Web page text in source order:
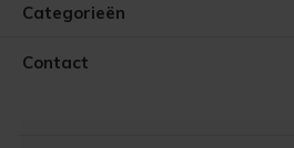
Categorieën
Contact